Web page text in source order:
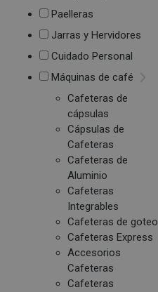
Paelleras
Jarras y Hervidores
Cuidado Personal
Máquinas de café
Cafeteras de
cápsulas
Cápsulas de
Cafeteras
Cafeteras de
Aluminio
Cafeteras
Integrables
Cafeteras de goteo
Cafeteras Express
Accesorios
Cafeteras
Cafeteras